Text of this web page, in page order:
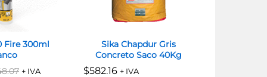
Fire 300ml
+ IVA
Sika Chapdur Gris
Concreto Saco 40Kg
$582.16 + IVA
$582.16